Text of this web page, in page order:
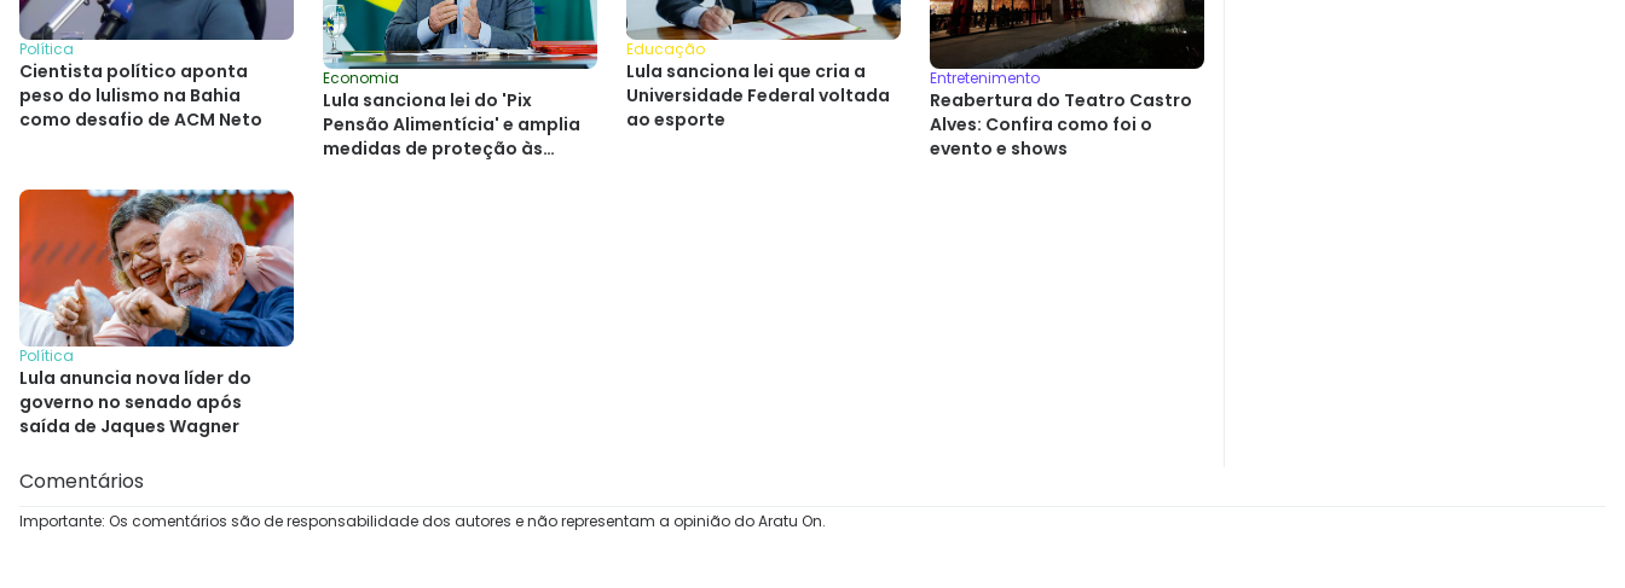
Política
Cientista político aponta
peso do lulismo na Bahia
como desafio de ACM Neto
Economia
Lula sanciona lei do 'Pix
Pensão Alimentícia' e amplia
medidas de proteção às
Educação
Lula sanciona lei que cria a
Universidade Federal voltada
ao esporte
Entretenimento
Reabertura do Teatro Castro
Alves: Confira como foi o
evento e shows
Política
Lula anuncia nova líder do
governo no senado após
saída de Jaques Wagner
Comentários
Importante: Os comentários são de responsabilidade dos autores e não representam a opinião do Aratu On.